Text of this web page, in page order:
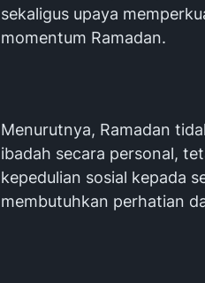
sekaligus upaya
momentum Ramadan.
Menurutnya, Ramadan
ibadah secara personal,
kepedulian sosial kepada
membutuhkan perhatian